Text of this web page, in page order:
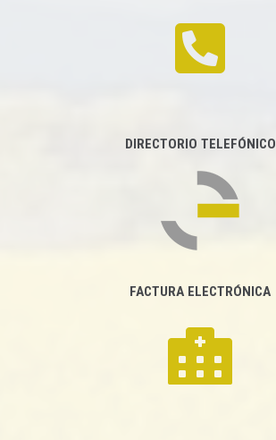
DIRECTORIO TELEFÓNICO
FACTURA ELECTRÓNICA